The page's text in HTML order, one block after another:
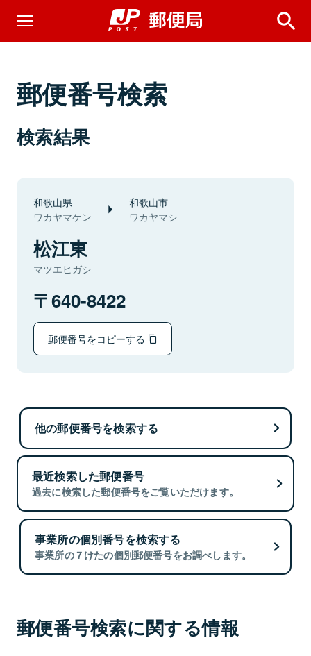
郵便番号検索
検索結果
和歌山県
ワカヤマケン
和歌山市
ワカヤマシ
松江東
マツエヒガシ
640-8422
郵便番号をコピーする
他の郵便番号を検索する
最近検索した郵便番号
過去に検索した郵便番号をご覧いただけます。
事業所の個別番号を検索する
事業所の７けたの個別郵便番号をお調べします。
郵便番号検索に関する情報